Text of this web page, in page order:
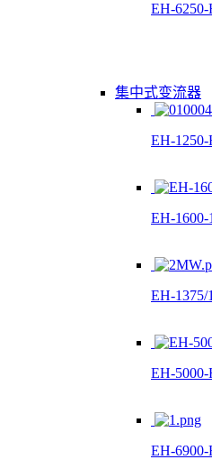
EH-
集中式变流器
EH-
EH-
EH-1375/
EH-
EH-